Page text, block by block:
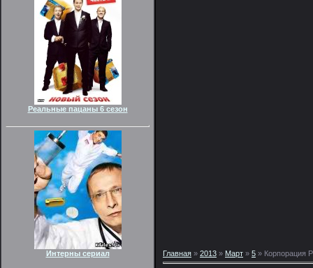
Реальные пацаны 6 сезон
Интерны сериал Главная » 2013 » Март » 5 » Корпорация